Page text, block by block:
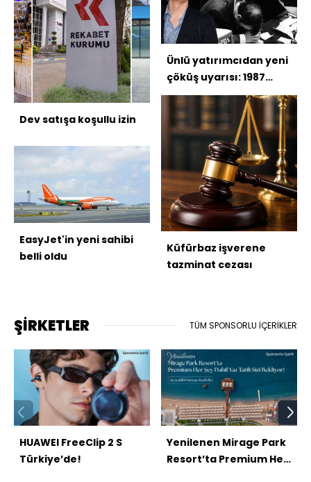
Dev satışa koşullu izin
EasyJet'in yeni sahibi
belli oldu
Ünlü yatırımcıdan yeni
çöküş uyarısı: 1987
benzeri bir düşüş
yaşanabilir
Küfürbaz işverene
tazminat cezası
ŞİRKETLER TÜM SPONSORLU İÇERİKLER
HUAWEI FreeClip 2 S
Türkiye’de!
Yenilenen Mirage Park
Resort’ta Premium Her